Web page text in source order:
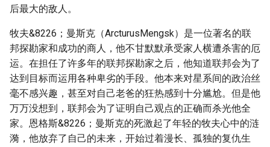
后最大的敌人。
牧夫&8226；曼斯克（ArcturusMengsk）是一位著名的联
邦探勘家和成功的商人，他不甘默默承受家人横遭杀害的厄
运。在担任了许多年的联邦探勘家之后，他知道联邦会为了
达到目标而运用各种卑劣的手段。他本来对星系间的政治丝
毫不感兴趣，甚至对自己老爸的狂热感到十分尴尬。但是他
万万没想到，联邦会为了证明自己观点的正确而杀光他全
家。恩格斯&8226；曼斯克的死激起了年轻的牧夫心中的涟
漪，他放弃了自己的未来，开始过着漫长、孤独的复仇生